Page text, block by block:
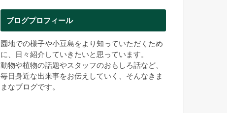
ブログプロフィール
園地での様子や小豆島をより知っていただくため
に、日々紹介していきたいと思っています。
動物や植物の話題やスタッフのおもしろ話など、
毎日身近な出来事をお伝えしていく、そんなきま
まなブログです。